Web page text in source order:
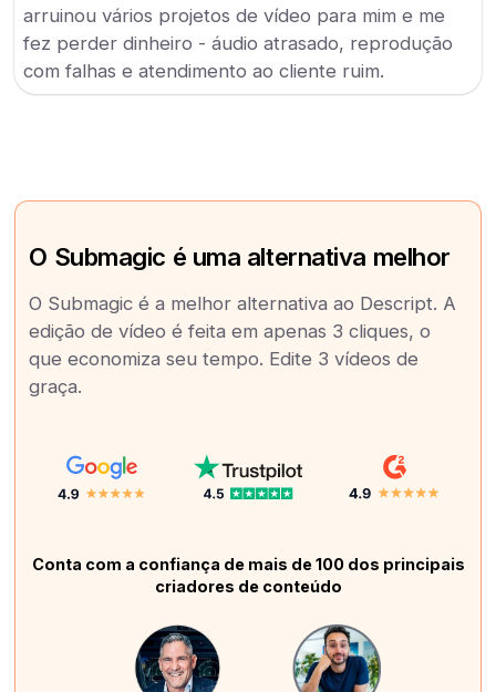
arruinou vários projetos de vídeo para mim e me
fez perder dinheiro - áudio atrasado, reprodução
com falhas e atendimento ao cliente ruim.
O Submagic é uma alternativa melhor
O Submagic é a melhor alternativa ao Descript. A
edição de vídeo é feita em apenas 3 cliques, o
que economiza seu tempo. Edite 3 vídeos de
graça.
Conta com a confiança de mais de 100 dos principais
criadores de conteúdo